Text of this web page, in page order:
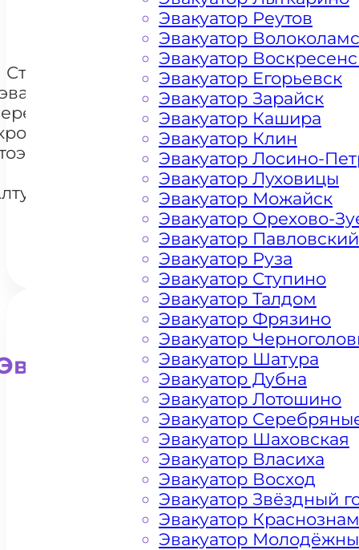
+ 100 РУБЛЕЙ ЗА КИЛОМЕТР
Стоимость
и
+7 985 222 99 01
для
Эвакуатор Реутов
Эвакуатор
Эвакуатор
Эвакуатор Егорьевск
Эвакуатор Зарайск
Эвакуатор Кашира
Эвакуатор Клин
Эвакуатор Лосино-
Эвакуатор Луховицы
Эвакуатор Можайск
Эвакуатор Орехово-
Эвакуатор
Эвакуатор Руза
Эвакуатор Ступино
Эвакуатор Талдом
Эвакуатор Фрязино
Эвакуатор
Эвакуатор Шатура
Эвакуатор Дубна
Эвакуатор Лотошино
Эвакуатор
Эвакуатор Шаховская
Эвакуатор Власиха
Эвакуатор Восход
Эвакуатор Звёздный
Эвакуатор
Эвакуатор